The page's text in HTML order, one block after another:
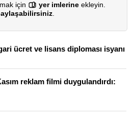
için yer imlerine ekleyin.
ücret ve lisans diploması isyanı
reklam filmi duygulandırdı: